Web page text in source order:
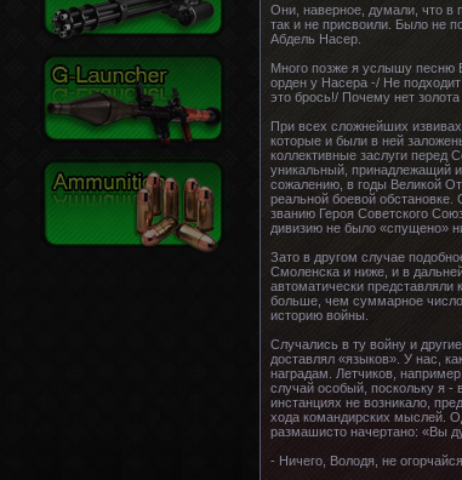
Они, наверное, думали, что в
так и не присвоили. Было не
Абдель Насер.
Много позже я услышу песню
орден у Насера -/ Не
это брось!/ Почему нет
При всех сложнейших
которые и были в ней
коллективные заслуги перед
уникальный, принадлежащий
сожалению, в годы Великой
реальной боевой
званию Героя Советского
дивизию не было «спущено»
Зато в другом случае
Смоленска и ниже, и в
автоматически
больше, чем суммарное
историю войны.
Случались в ту войну и
доставлял «языков». У нас,
наградам. Летчиков,
случай особый, поскольку я
инстанциях не возникало,
хода командирских мыслей.
размашисто начертано: «Вы
- Ничего, Володя, не